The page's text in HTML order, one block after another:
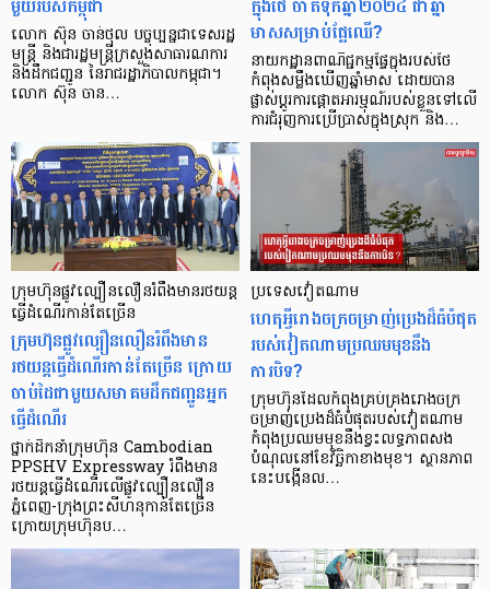
លោក ស៊ុន ចាន់ថុល បច្ចុប្បន្ន​ជា​ទេសរដ្ឋ
មន្ត្រី និងជា​រដ្ឋមន្ត្រី​ក្រសួង​សាធារណការ
និង​ដឹក​ជញ្ជូន​ នៃ​រាជ​រដ្ឋាភិបាល​កម្ពុជា។
លោក ស៊ុន ចាន…
មាសសម្រាប់ផ្លែឈើ?
នាយកដ្ឋានពាណិជ្ជកម្មផ្ទៃក្នុងរបស់ថៃ
កំពុងសម្លឹងឃើញឆ្នាំមាស ដោយបាន
ផ្លាស់ប្តូរការផ្តោតអារម្មណ៍របស់ខ្លួនទៅលើ
ការជំរុញការប្រើប្រាស់ក្នុងស្រុក និង…
ក្រុមហ៊ុនផ្លូវល្បឿនលឿនរំពឹងមានរថយន្ត
ធ្វើដំណើរកាន់តែច្រើន
ក្រុមហ៊ុនផ្លូវល្បឿនលឿនរំពឹងមាន
រថយន្តធ្វើដំណើរកាន់តែច្រើន ក្រោយ
ចាប់ដៃជាមួយសមាគមដឹកជញ្ជូនអ្នក
ធ្វើដំណើរ
ថ្នាក់ដឹកនាំក្រុមហ៊ុន Cambodian
PPSHV Expressway រំពឹងមាន
រថយន្តធ្វើដំណើរលើផ្លូវល្បឿនលឿន
ភ្នំពេញ-ក្រុងព្រះសីហនុកាន់តែច្រើន
ក្រោយក្រុមហ៊ុនប…
ប្រទេសវៀតណាម
ហេតុអ្វីរោងចក្រចម្រាញ់ប្រេងដ៏ធំបំផុត
របស់វៀតណាមប្រឈមមុខនឹង
ការបិទ?
ក្រុមហ៊ុនដែលកំពុងគ្រប់គ្រងរោងចក្រ
ចម្រាញ់ប្រេងដ៏ធំបំផុតរបស់វៀតណាម
កំពុងប្រឈមមុខនឹងខ្វះលទ្ធភាពសង
បំណុលនៅខែវិច្ឆិកាខាងមុខ។ ស្ថានភាព
នេះបង្កើនល…